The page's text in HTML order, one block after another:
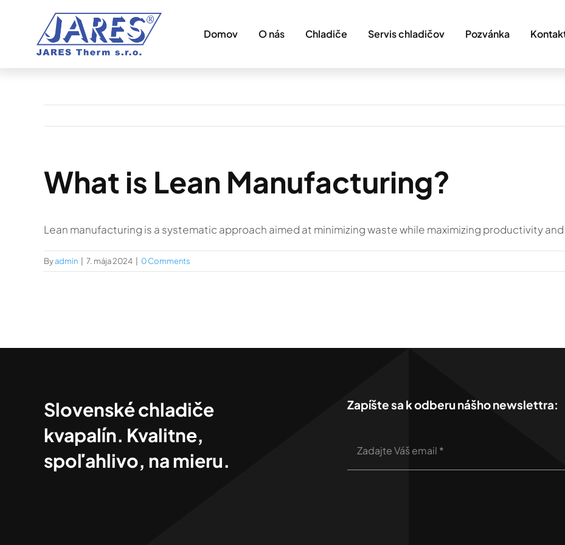
content
Domov O nás Chladiče Servis chladičov Pozvánka
What is Lean Manufacturing?
Lean manufacturing is a systematic approach aimed at minimizing waste while maximizing productivity
Byadmin 7. mája 2024 0 Comments
Slovenské chladiče
kvapalín. Kvalitne,
spoľahlivo, na mieru.
Zapíšte sa k odberu nášho newslettra: